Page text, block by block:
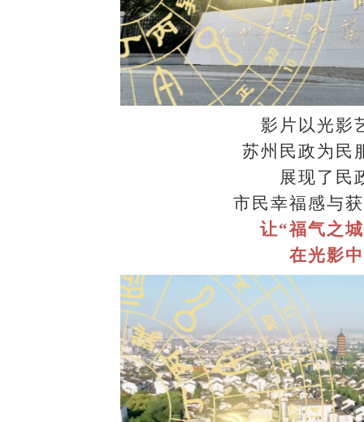
影片以光影
苏州民政为民
展现了民
市民幸福感与
让“福气之
在光影